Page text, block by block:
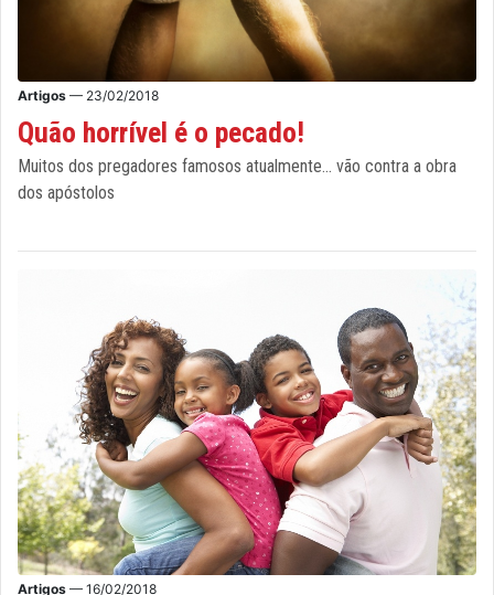
Artigos — 23/02/2018
Quão horrível é o pecado!
Muitos dos pregadores famosos atualmente... vão contra a obra
dos apóstolos
Artigos — 16/02/2018